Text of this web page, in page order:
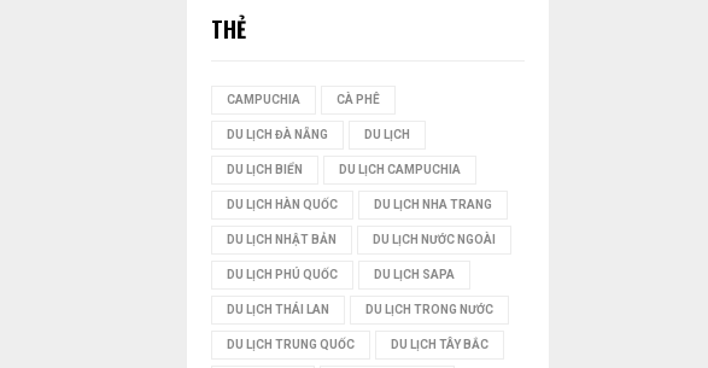
THẺ
CAMPUCHIA CÀ PHÊ
DU LỊCH ĐÀ NẴNG DU LỊCH
DU LỊCH BIỂN DU LỊCH CAMPUCHIA
DU LỊCH HÀN QUỐC DU LỊCH NHA TRANG
DU LỊCH NHẬT BẢN DU LỊCH NƯỚC NGOÀI
DU LỊCH PHÚ QUỐC DU LỊCH SAPA
DU LỊCH THÁI LAN DU LỊCH TRONG NƯỚC
DU LỊCH TRUNG QUỐC DU LỊCH TÂY BẮC